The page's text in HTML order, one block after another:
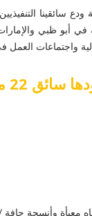
22 مقعدًا